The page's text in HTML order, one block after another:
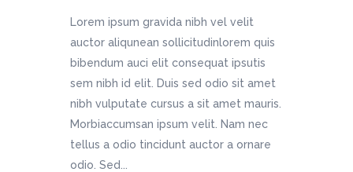
Lorem ipsum gravida nibh vel velit
auctor aliqunean sollicitudinlorem quis
bibendum auci elit consequat ipsutis
sem nibh id elit. Duis sed odio sit amet
nibh vulputate cursus a sit amet mauris.
Morbiaccumsan ipsum velit. Nam nec
tellus a odio tincidunt auctor a ornare
odio. Sed...